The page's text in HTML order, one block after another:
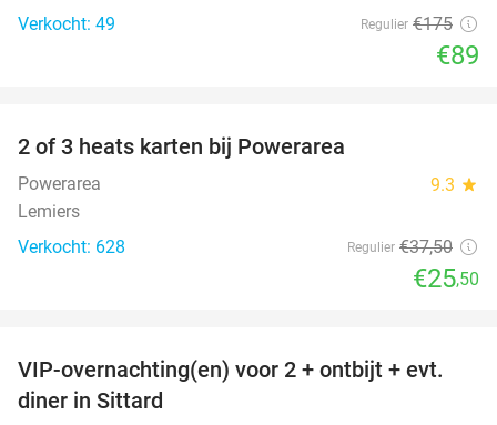
Verkocht: 49
Regulier €175
€89
2 of 3 heats karten bij Powerarea
Powerarea 9.3 star
Lemiers
Verkocht: 628
Regulier €37,50
€25,50
33%
VIP-overnachting(en) voor 2 + ontbijt + evt.
diner in Sittard